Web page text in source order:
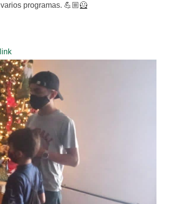
programas. 💪🏼🦸